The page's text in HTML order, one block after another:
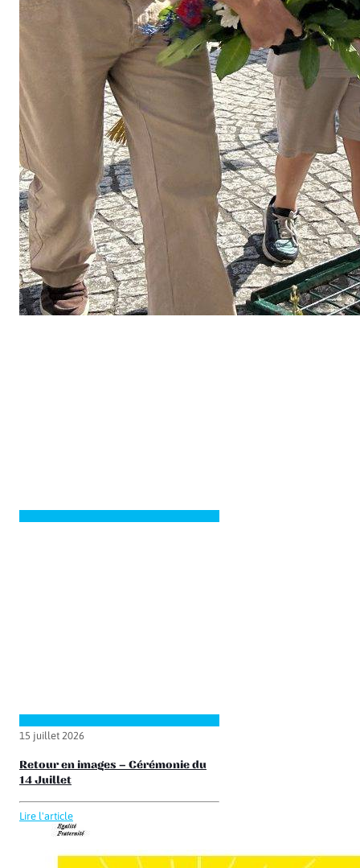
15 juillet 2026
Retour en images – Cérémonie du
14 Juillet
Lire l'article